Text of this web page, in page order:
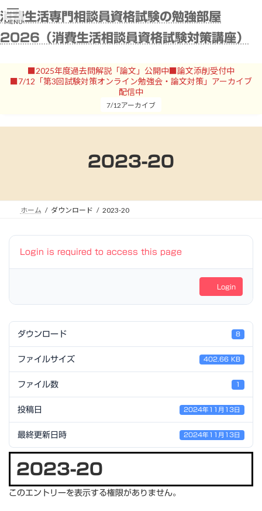
ン
ン
ビ
ー
消費生活専門相談員資格試験の勉強部屋
2026（消費生活相談員資格試験対策講座）
■2025年度過去問解説「論文」公開中■論文添削受付中
■7/12「第3回試験対策オンライン勉強会・論文対策」アーカイブ
配信中
7/12アーカイブ
2023-20
ホーム ダウンロード 2023-20
Login is required to access this page
Login
ダウンロード 8
ファイルサイズ 402.66 KB
ファイル数 1
投稿日 2024年11月13日
最終更新日時 2024年11月13日
2023-20
このエントリーを表示する権限がありません。
MENU